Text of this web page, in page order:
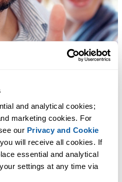
and analytical cookies;
marketing cookies. For
our Privacy and Cookie
will receive all cookies. If
essential and analytical
settings at any time via